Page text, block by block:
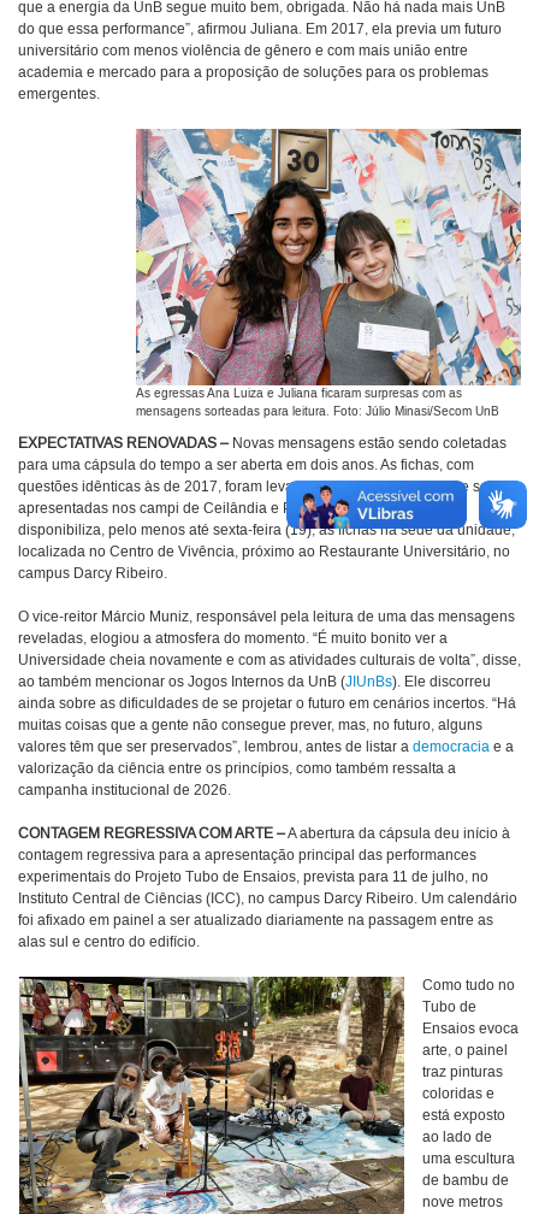
que a energia da UnB segue muito bem, obrigada. Não há nada mais UnB
do que essa performance”, afirmou Juliana. Em 2017, ela previa um futuro
universitário com menos violência de gênero e com mais união entre
academia e mercado para a proposição de soluções para os problemas
emergentes.
As egressas Ana Luiza e Juliana ficaram surpresas com as
mensagens sorteadas para leitura. Foto: Júlio Minasi/Secom UnB
EXPECTATIVAS RENOVADAS –Novas mensagens estão sendo coletadas
para uma cápsula do tempo a ser aberta em dois anos. As fichas, com
questões idênticas às de 2017, foram levadas ao campus do Gama e serão
apresentadas nos campi de Ceilândia e Planaltina. A Deac também
disponibiliza, pelo menos até sexta-feira (19), as fichas na sede da unidade,
localizada no Centro de Vivência, próximo ao Restaurante Universitário, no
campus Darcy Ribeiro.
O vice-reitor Márcio Muniz, responsável pela leitura de uma das mensagens
reveladas, elogiou a atmosfera do momento. “É muito bonito ver a
Universidade cheia novamente e com as atividades culturais de volta”, disse,
ao também mencionar os Jogos Internos da UnB (JIUnBs). Ele discorreu
ainda sobre as dificuldades de se projetar o futuro em cenários incertos. “Há
muitas coisas que a gente não consegue prever, mas, no futuro, alguns
valores têm que ser preservados”, lembrou, antes de listar a democracia e a
valorização da ciência entre os princípios, como também ressalta a
campanha institucional de 2026.
CONTAGEM REGRESSIVA COM ARTE –A abertura da cápsula deu início à
contagem regressiva para a apresentação principal das performances
experimentais do Projeto Tubo de Ensaios, prevista para 11 de julho, no
Instituto Central de Ciências (ICC), no campus Darcy Ribeiro. Um calendário
foi afixado em painel a ser atualizado diariamente na passagem entre as
alas sul e centro do edifício.
Como tudo no
Tubo de
Ensaios evoca
arte, o painel
traz pinturas
coloridas e
está exposto
ao lado de
uma escultura
de bambu de
nove metros